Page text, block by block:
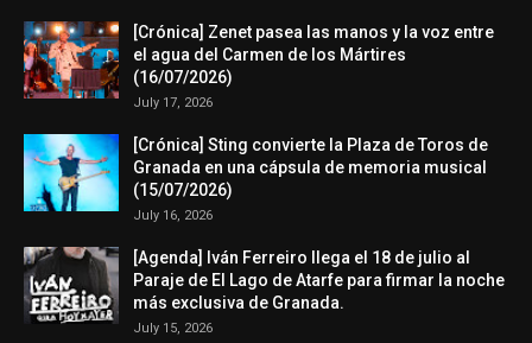
[Crónica] Zenet pasea las manos y la voz entre
el agua del Carmen de los Mártires
(16/07/2026)
July 17, 2026
[Crónica] Sting convierte la Plaza de Toros de
Granada en una cápsula de memoria musical
(15/07/2026)
July 16, 2026
[Agenda] Iván Ferreiro llega el 18 de julio al
Paraje de El Lago de Atarfe para firmar la noche
más exclusiva de Granada.
July 15, 2026